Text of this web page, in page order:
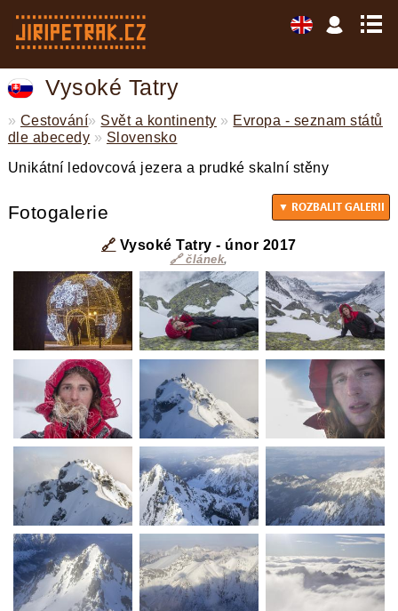
Vysoké Tatry
» Cestování» Svět a kontinenty » Evropa - seznam států
dle abecedy » Slovensko
Unikátní ledovcová jezera a prudké skalní stěny
Fotogalerie
🔗 Vysoké Tatry - únor 2017
🔗 článek,